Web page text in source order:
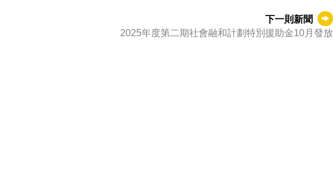
下一則新聞
2025年度第二期社會融和計劃特別援助金10月發放